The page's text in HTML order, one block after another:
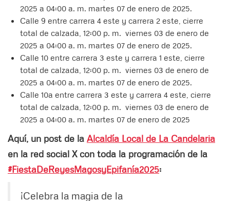
2025 a 04:00 a. m. martes 07 de enero de 2025.
Calle 9 entre carrera 4 este y carrera 2 este, cierre
total de calzada, 12:00 p. m. viernes 03 de enero de
2025 a 04:00 a. m. martes 07 de enero de 2025.
Calle 10 entre carrera 3 este y carrera 1 este, cierre
total de calzada, 12:00 p. m. viernes 03 de enero de
2025 a 04:00 a. m. martes 07 de enero de 2025.
Calle 10a entre carrera 3 este y carrera 4 este, cierre
total de calzada, 12:00 p. m. viernes 03 de enero de
2025 a 04:00 a. m. martes 07 de enero de 2025
Aquí, un post de la Alcaldía Local de La Candelaria
en la red social X con toda la programación de la
#FiestaDeReyesMagosyEpifanía2025:
¡Celebra la magia de la